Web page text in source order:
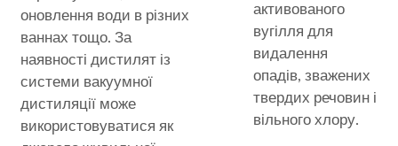
оновлення води в різних
ваннах тощо. За
наявності дистилят із
системи вакуумної
дистиляції може
використовуватися як
активованого
вугілля для
видалення
опадів, зважених
твердих речовин і
вільного хлору.